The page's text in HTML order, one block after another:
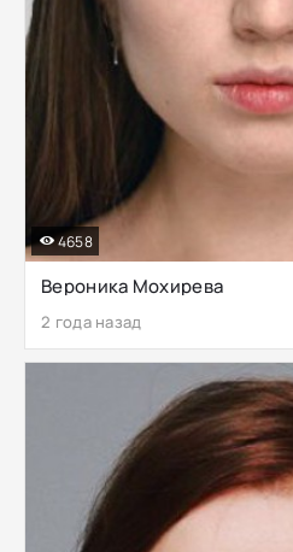
Вероника Мохирева
2 года назад
4658